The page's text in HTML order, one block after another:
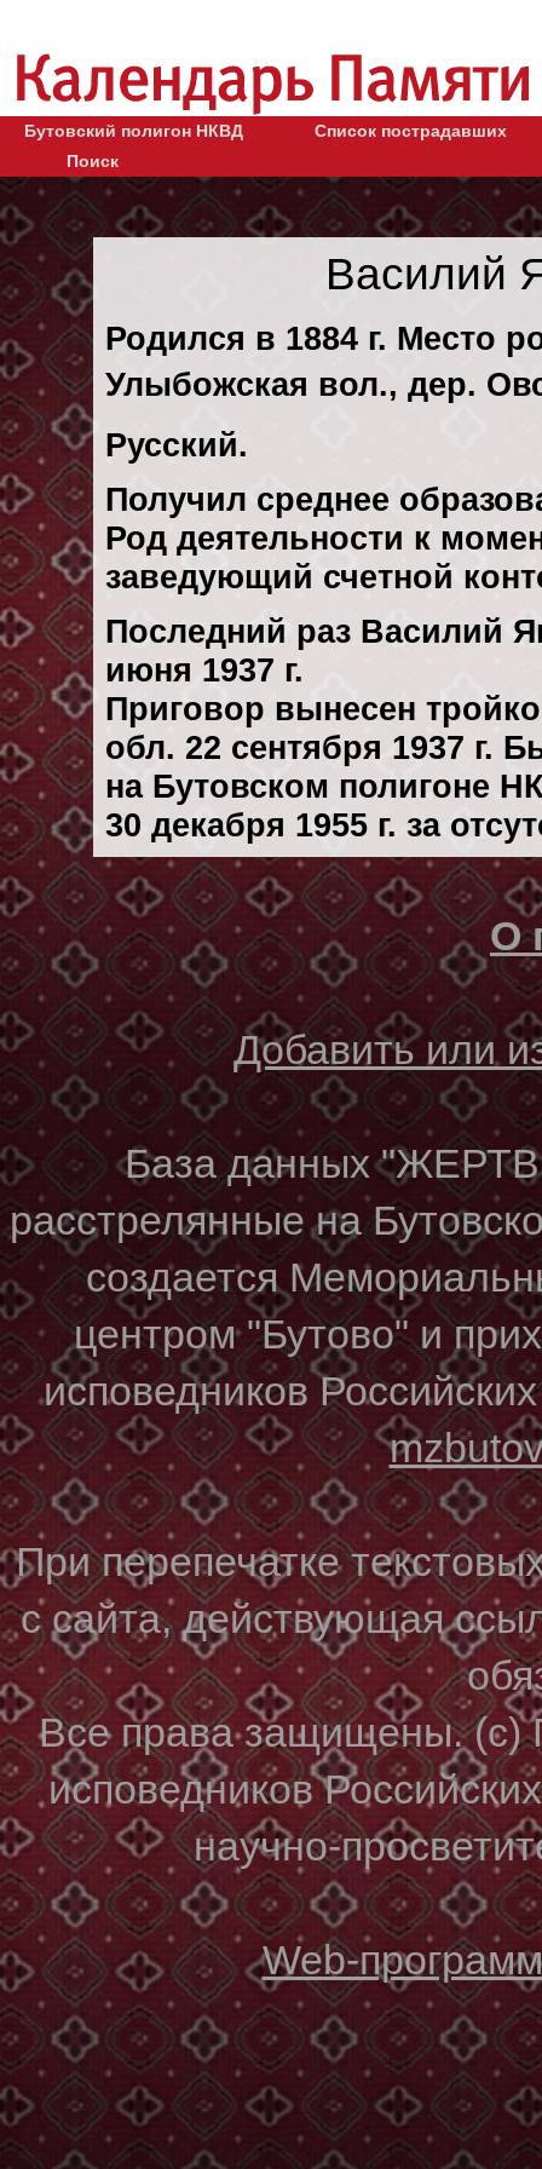
Бутовский полигон НКВД
Список пострадавших
Поиск
Василий
Родился в 1884 г. Место
Улыбожская вол., дер.
Русский.
Получил среднее
Род деятельности к
заведующий счетной
Последний раз Василий
июня 1937 г.
Приговор вынесен
обл. 22 сентября 1937 г.
на Бутовском полигоне
30 декaбря 1955 г. за
О
Добавить или
База данных
расстрелянные на
создается
центром "Бутово" и
исповедников
При перепечатке
с сайта, действующая
Все права защищены. (с)
исповедников
научно-
Web-